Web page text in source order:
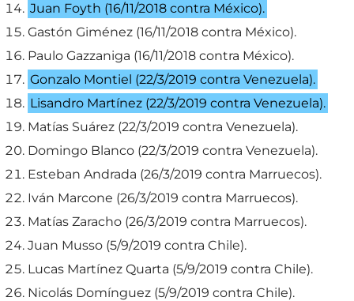
Juan Foyth (16/11/2018 contra México).
Gastón Giménez (16/11/2018 contra México).
Paulo Gazzaniga (16/11/2018 contra México).
Gonzalo Montiel (22/3/2019 contra Venezuela).
Lisandro Martínez (22/3/2019 contra Venezuela).
Matías Suárez (22/3/2019 contra Venezuela).
Domingo Blanco (22/3/2019 contra Venezuela).
Esteban Andrada (26/3/2019 contra Marruecos).
Iván Marcone (26/3/2019 contra Marruecos).
Matías Zaracho (26/3/2019 contra Marruecos).
Juan Musso (5/9/2019 contra Chile).
Lucas Martínez Quarta (5/9/2019 contra Chile).
Nicolás Domínguez (5/9/2019 contra Chile).